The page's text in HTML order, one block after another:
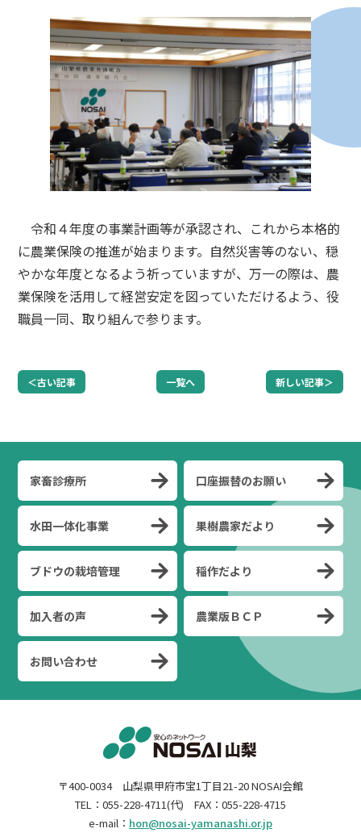
令和４年度の事業計画等が承認され、これから本格的
に農業保険の推進が始まります。自然災害等のない、穏
やかな年度となるよう祈っていますが、万一の際は、農
業保険を活用して経営安定を図っていただけるよう、役
職員一同、取り組んで参ります。
＜古い記事 一覧へ 新しい記事＞
家畜診療所 口座振替のお願い
水田一体化事業 果樹農家だより
ブドウの栽培管理 稲作だより
加入者の声 農業版ＢＣＰ
お問い合わせ
〒400-0034 山梨県甲府市宝1丁目21-20 NOSAI会館
TEL：055-228-4711(代) FAX：055-228-4715
e-mail： hon@nosai-yamanashi.or.jp